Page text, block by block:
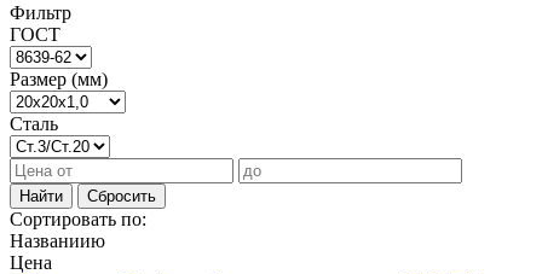
Фильтр
ГОСТ
Размер (мм)
Сталь
Найти Сбросить
Сортировать по:
Названиию
Цена